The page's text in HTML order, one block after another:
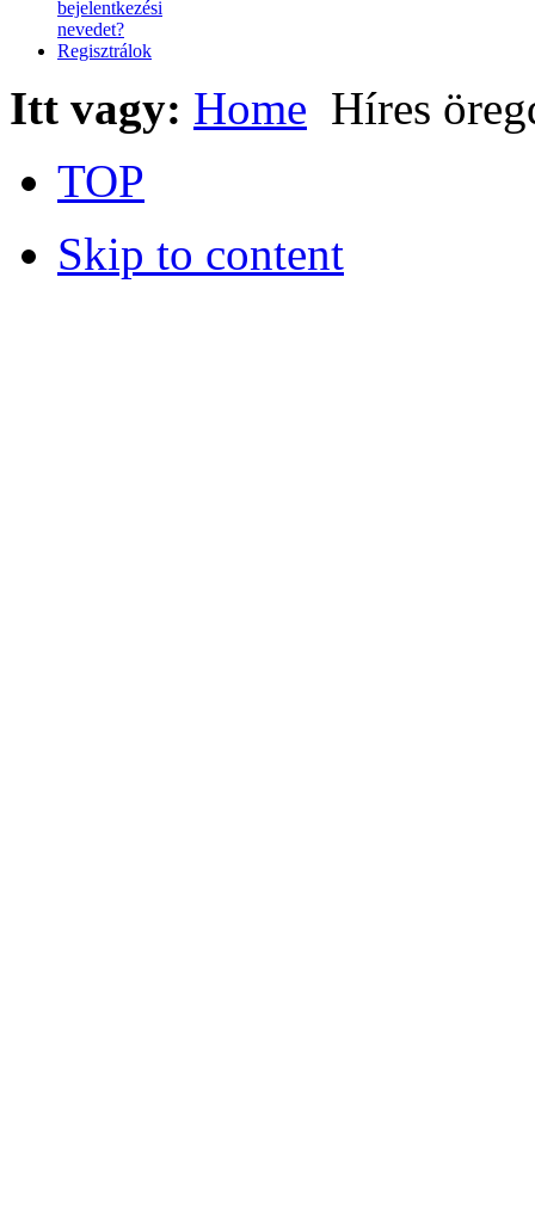
bejelentkezési
nevedet?
Regisztrálok
Itt vagy: Home Híres
TOP
Skip to content